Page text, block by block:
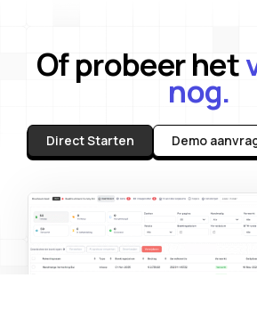
Of probeer het
nog.
Direct Starten Demo